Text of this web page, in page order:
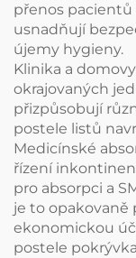
přenos
usnadňují
újemy hygieny.
Klinika a
okrajovaných
přizpůsobují
postele listů
Medicínské
řízení
pro absorpci a
je to opakovaně
ekonomickou
postele